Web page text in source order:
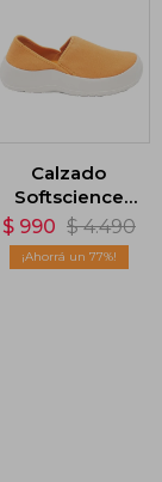
Calzado
Softscience
Unisex Drift
Canvas -
Naranja
$ 990 $ 4.490
77